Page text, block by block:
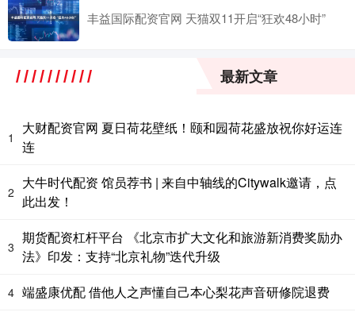
丰益国际配资官网 天猫双11开启“狂欢48小时”
最新文章
1
大财配资官网 夏日荷花壁纸！颐和园荷花盛放祝你好运连
连
2
大牛时代配资 馆员荐书 | 来自中轴线的Citywalk邀请，点
此出发！
3
期货配资杠杆平台 《北京市扩大文化和旅游新消费奖励办
法》印发：支持“北京礼物”迭代升级
4 端盛康优配 借他人之声懂自己本心梨花声音研修院退费